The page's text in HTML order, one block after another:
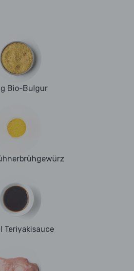
Bio-Bulgur
Teriyakisauce